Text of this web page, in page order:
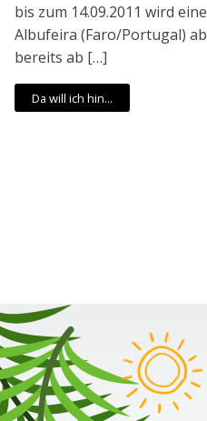
bis zum 14.09.2011 wird
Albufeira (Faro/Portugal)
bereits ab […]
Da will ich hin...